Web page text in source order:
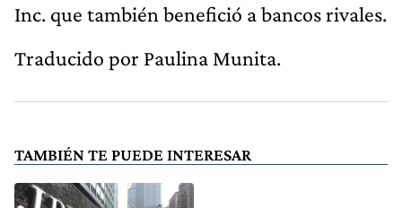
Inc. que también benefició a bancos rivales.
Traducido por Paulina Munita.
TAMBIÉN TE PUEDE INTERESAR